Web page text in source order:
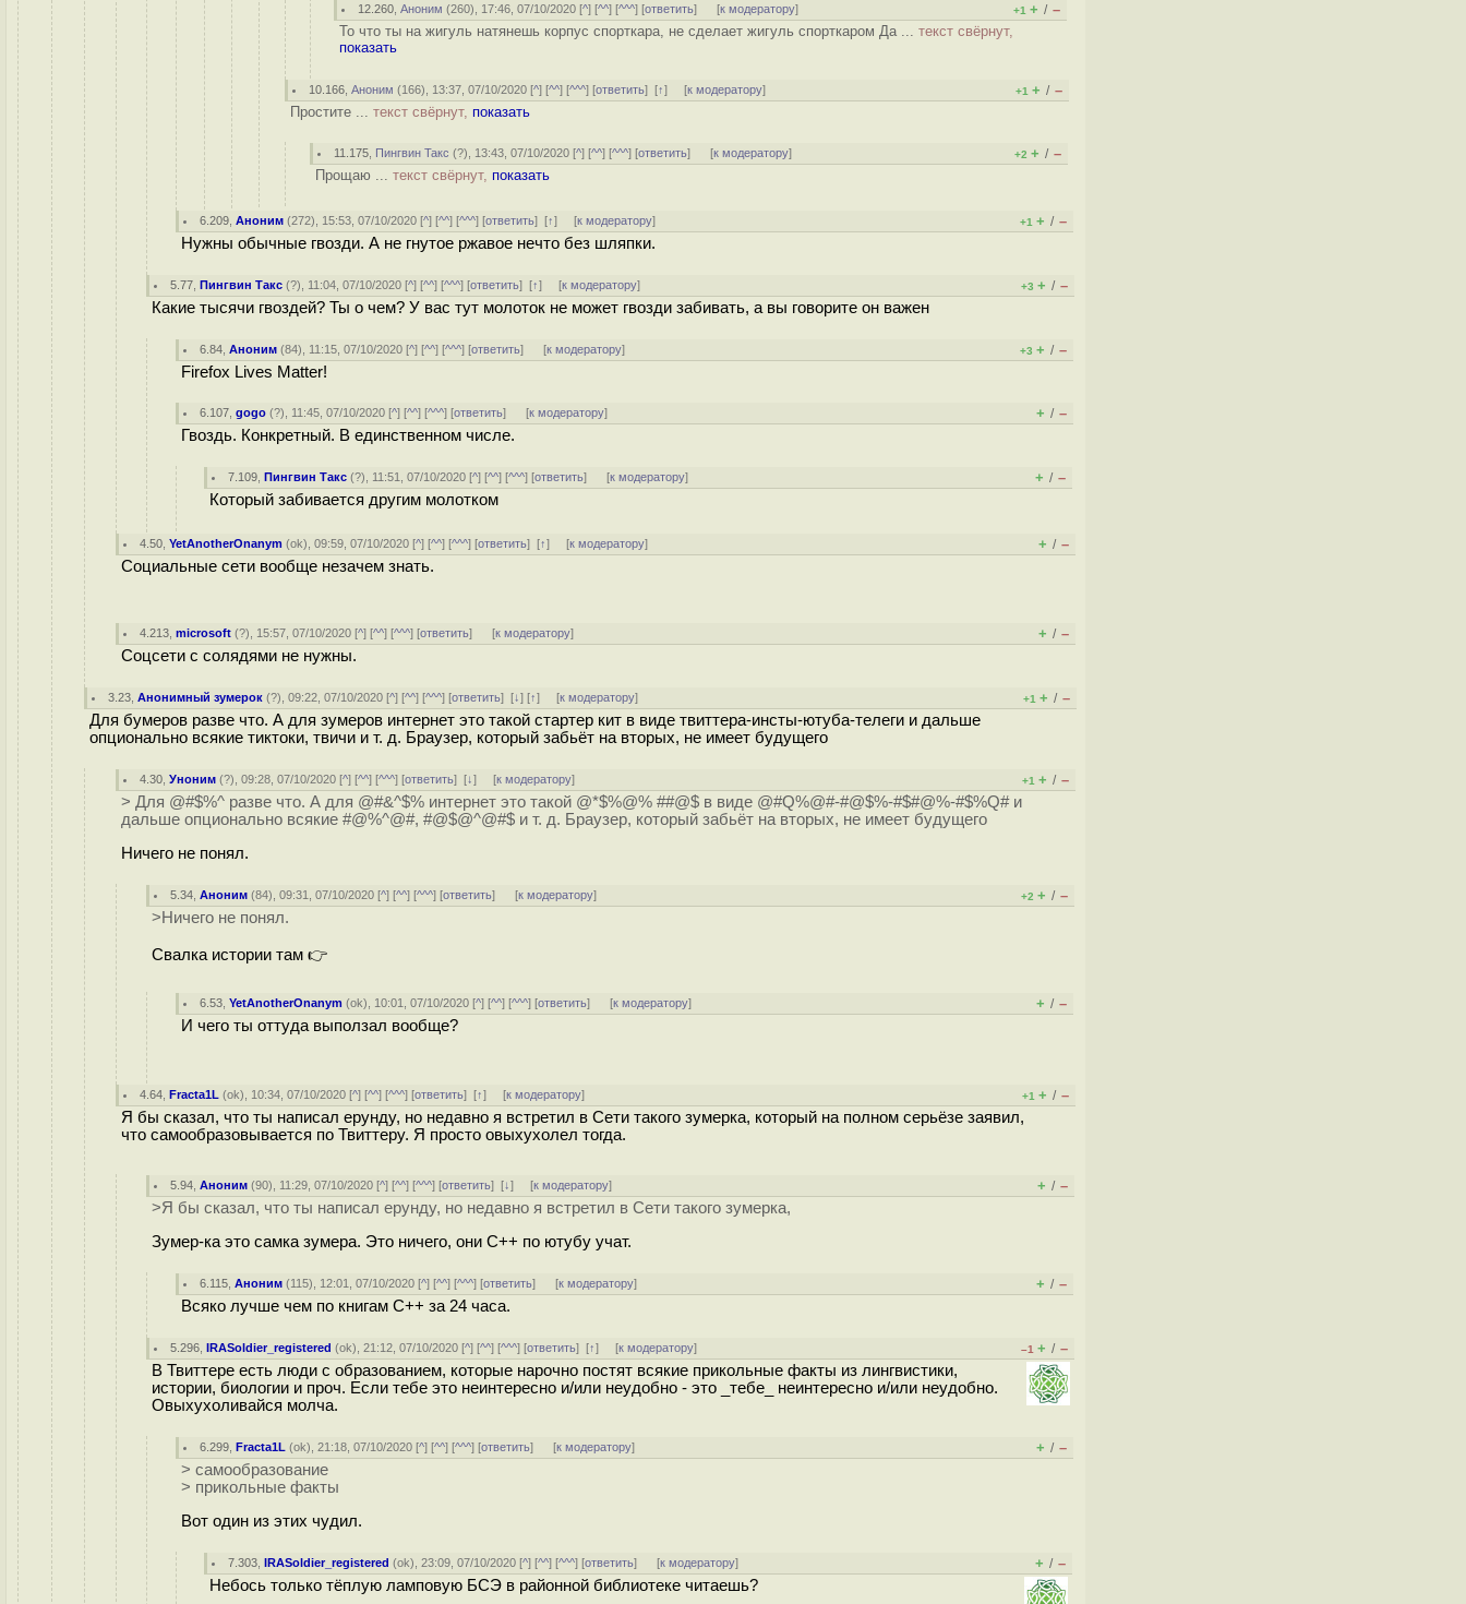
12.260 ,Аноним (260), 17:46, 07/10/2020 [^] [^^] [^^^] [ответить] [к модератору] +1 + / –
То что ты на жигуль натянешь корпус спорткара, не сделает жигуль спорткаром Да ... текст свёрнут,
показать
10.166 ,Аноним (166), 13:37, 07/10/2020 [^] [^^] [^^^] [ответить][↑] [к модератору] +1 + / –
Простите ... текст свёрнут, показать
11.175 Пингвин Такс (?), 13:43, 07/10/2020 [^] [^^] [^^^] [ответить] [к модератору] +2 + / –
Прощаю ... текст свёрнут, показать
6.209 ,Аноним (272), 15:53, 07/10/2020 [^] [^^] [^^^] [ответить][↑] [к модератору] +1 + / –
Нужны обычные гвозди. А не гнутое ржавое нечто без шляпки.
5.77 ,Пингвин Такс (?), 11:04, 07/10/2020 [^] [^^] [^^^] [ответить][↑] [к модератору] +3 + / –
Какие тысячи гвоздей? Ты о чем? У вас тут молоток не может гвозди забивать, а вы говорите он важен
6.84 ,Аноним (84), 11:15, 07/10/2020 [^] [^^] [^^^] [ответить] [к модератору] +3 + / –
Firefox Lives Matter!
6.107 ,gogo (?), 11:45, 07/10/2020 [^] [^^] [^^^] [ответить] [к модератору] + / –
Гвоздь. Конкретный. В единственном числе.
7.109 ,Пингвин Такс (?), 11:51, 07/10/2020 [^] [^^] [^^^] [ответить] [к модератору] + / –
Который забивается другим молотком
4.50 ,YetAnotherOnanym (ok), 09:59, 07/10/2020 [^] [^^] [^^^] [ответить][↑] [к модератору] + / –
Социальные сети вообще незачем знать.
4.213 ,microsoft (?), 15:57, 07/10/2020 [^] [^^] [^^^] [ответить] [к модератору] + / –
Соцсети с солядями не нужны.
3.23 ,Анонимный зумерок (?), 09:22, 07/10/2020 [^] [^^] [^^^] [ответить][↓] [↑] [к модератору] +1 + / –
Для бумеров разве что. А для зумеров интернет это такой стартер кит в виде твиттера-инсты-ютуба-телеги и дальше
опционально всякие тиктоки, твичи и т. д. Браузер, который забьёт на вторых, не имеет будущего
4.30 ,Уноним (?), 09:28, 07/10/2020 [^] [^^] [^^^] [ответить][↓] [к модератору] +1 + / –
> Для @#$%^ разве что. А для @#&^$% интернет это такой @*$%@% ##@$ в виде @#Q%@#-#@$%-#$#@%-#$%Q# и
дальше опционально всякие #@%^@#, #@$@^@#$ и т. д. Браузер, который забьёт на вторых, не имеет будущего
Ничего не понял.
5.34 ,Аноним (84), 09:31, 07/10/2020 [^] [^^] [^^^] [ответить] [к модератору] +2 + / –
>Ничего не понял.
Свалка истории там 👉
6.53 ,YetAnotherOnanym (ok), 10:01, 07/10/2020 [^] [^^] [^^^] [ответить] [к модератору] + / –
И чего ты оттуда выползал вообще?
4.64 ,Fracta1L (ok), 10:34, 07/10/2020 [^] [^^] [^^^] [ответить][↑] [к модератору] +1 + / –
Я бы сказал, что ты написал ерунду, но недавно я встретил в Сети такого зумерка, который на полном серьёзе заявил,
что самообразовывается по Твиттеру. Я просто овыхухолел тогда.
5.94 ,Аноним (90), 11:29, 07/10/2020 [^] [^^] [^^^] [ответить][↓] [к модератору] + / –
>Я бы сказал, что ты написал ерунду, но недавно я встретил в Сети такого зумерка,
Зумер-ка это самка зумера. Это ничего, они С++ по ютубу учат.
6.115 ,Аноним (115), 12:01, 07/10/2020 [^] [^^] [^^^] [ответить] [к модератору] + / –
Всяко лучше чем по книгам С++ за 24 часа.
5.296 ,IRASoldier_registered (ok), 21:12, 07/10/2020 [^] [^^] [^^^] [ответить][↑] [к модератору] –1 + / –
В Твиттере есть люди с образованием, которые нарочно постят всякие прикольные факты из лингвистики,
истории, биологии и проч. Если тебе это неинтересно и/или неудобно - это _тебе_ неинтересно и/или неудобно.
Овыхухоливайся молча.
6.299 ,Fracta1L (ok), 21:18, 07/10/2020 [^] [^^] [^^^] [ответить] [к модератору] + / –
> самообразование
> прикольные факты
Вот один из этих чудил.
7.303 ,IRASoldier_registered (ok), 23:09, 07/10/2020 [^] [^^] [^^^] [ответить] [к модератору] + / –
Небось только тёплую ламповую БСЭ в районной библиотеке читаешь?